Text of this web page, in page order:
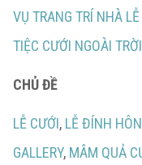
VỤ TRANG TRÍ NHÀ
TIỆC CƯỚI NGOÀI
CHỦ ĐỀ
LỄ CƯỚI, LỄ ĐÍNH HÔN
GALLERY, MÂM QUẢ